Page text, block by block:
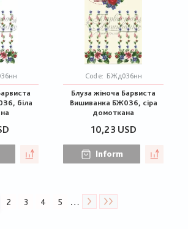
біла
Code: БЖд036нн
Блуза жіноча Барвиста
Вишиванка БЖ036, сіра
домоткана
10,23 USD
Inform
Pagination
Page
2 Page
3 Page
4 Page
5 …